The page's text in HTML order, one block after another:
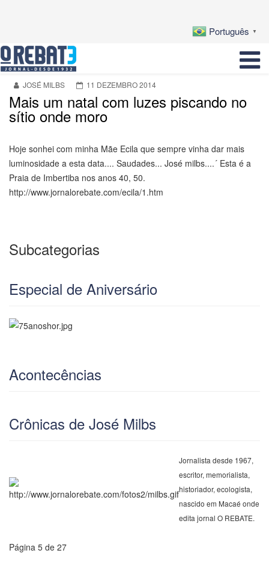
Português ▼
JOSÉ MILBS 11 DEZEMBRO 2014
Mais um natal com luzes piscando no
sítio onde moro
Hoje sonhei com minha Mãe Ecila que sempre vinha dar mais
luminosidade a esta data.... Saudades... José milbs....´ Esta é a
Praia de Imbertiba nos anos 40, 50.
http://www.jornalorebate.com/ecila/1.htm
Subcategorias
Especial de Aniversário
Acontecências
Crônicas de José Milbs
Jornalista desde 1967,
escritor, memorialista,
historiador, ecologista,
nascido em Macaé onde
edita jornal O REBATE.
Página 5 de 27